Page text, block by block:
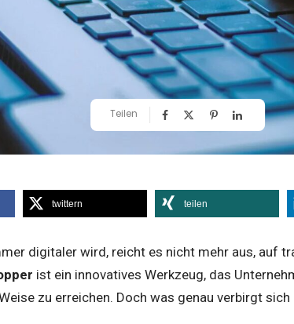
Teilen
twittern teilen
digitaler wird, reicht es nicht mehr aus, auf
ist ein innovatives Werkzeug, das
zu erreichen. Doch was genau verbirgt